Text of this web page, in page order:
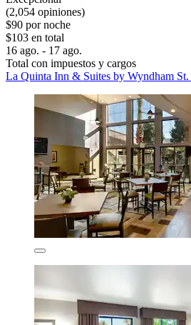
(2,054 opiniones)
$90 por noche
$103 en total
16 ago. - 17 ago.
Total con impuestos y cargos
La Quinta Inn & Suites by Wyndham St.